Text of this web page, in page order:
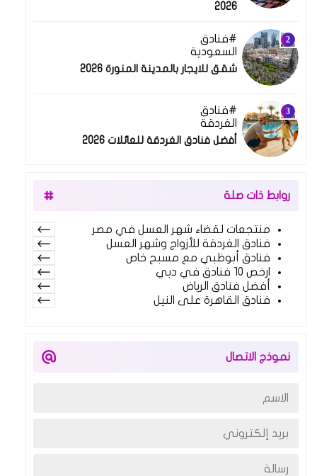
2026
فنادق
السعودية
شقق للايجار بالمدينة المنورة 2026
فنادق
الغردقة
أفضل فنادق الغردقة للعائلات 2026
روابط ذات صلة
منتجعات لقضاء شهر العسل في مصر
فنادق الغردقة للأزواج وشهر العسل
فنادق أبوظبي مع مسبح خاص
ارخص 10 فنادق في دبي
أفضل فنادق الرياض
فنادق القاهرة على النيل
نموذج الاتصال